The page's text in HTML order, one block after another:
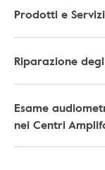
Prodotti e
Riparazione
Esame
nei Centri